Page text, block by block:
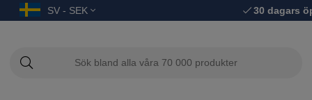
SV - SEK 30 dagars